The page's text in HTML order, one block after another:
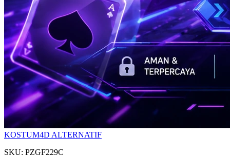
KOSTUM4D ALTERNATIF
SKU: PZGF229C